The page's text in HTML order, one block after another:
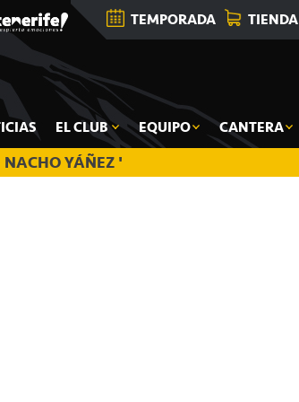
TEMPORADA TIENDA
EL CLUB EQUIPO CANTERA
NACHO YÁÑEZ '